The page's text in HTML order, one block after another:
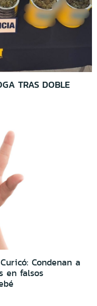
TRAS DOBLE
Condenan a
en falsos